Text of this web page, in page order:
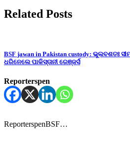
Related Posts
BSF jawan in Pakistan custody: ଭୁଲବଶତଃ
ଧରିନେଲେ ପାକିସ୍ତାନୀ ରେଞ୍ଜର୍ସ
Reporterspen
ReporterspenBSF…